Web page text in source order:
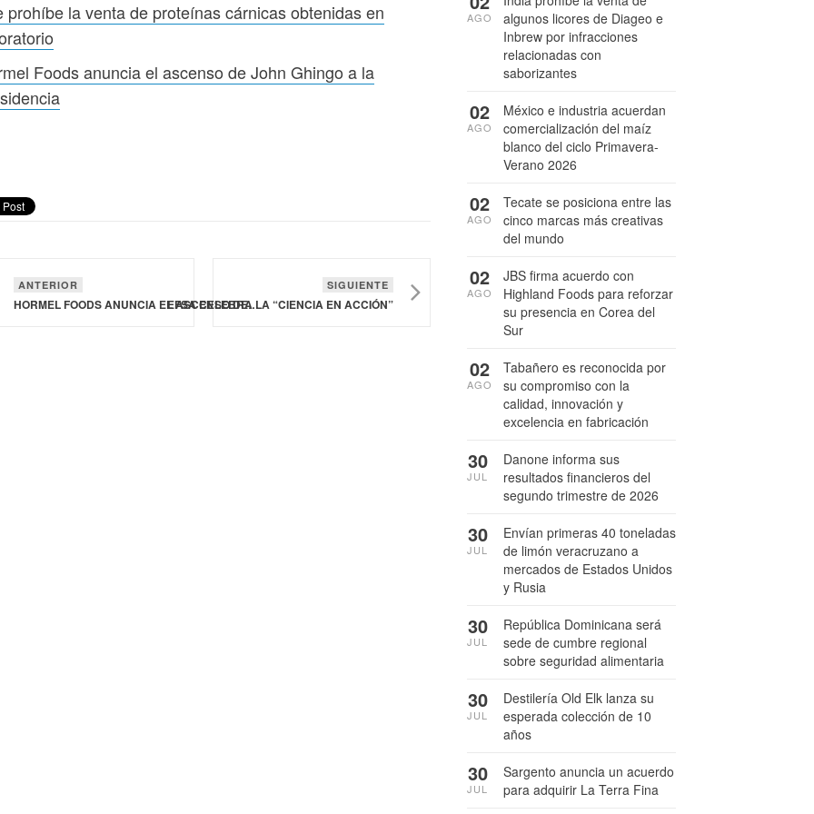
prohíbe la venta de proteínas cárnicas obtenidas en
Foods anuncia el ascenso de John Ghingo a la
ANTERIOR
HORMEL FOODS ANUNCIA EL ASCENSO DE JOHN GHINGO A LA PRESIDENCIA
SIGUIENTE
EFSA CELEBRA LA “CIENCIA EN ACCIÓN”
algunos licores de Diageo e
Inbrew por infracciones
relacionadas con
saborizantes
AGO
México e industria acuerdan
comercialización del maíz
blanco del ciclo Primavera-
Verano 2026
02
AGO
Tecate se posiciona entre las
cinco marcas más creativas
del mundo
02
AGO
JBS firma acuerdo con
Highland Foods para reforzar
su presencia en Corea del
Sur
02
AGO
Tabañero es reconocida por
su compromiso con la
calidad, innovación y
excelencia en fabricación
02
AGO
Danone informa sus
resultados financieros del
segundo trimestre de 2026
30
JUL
Envían primeras 40 toneladas
de limón veracruzano a
mercados de Estados Unidos
y Rusia
30
JUL
República Dominicana será
sede de cumbre regional
sobre seguridad alimentaria
30
JUL
Destilería Old Elk lanza su
esperada colección de 10
años
30
JUL
Sargento anuncia un acuerdo
para adquirir La Terra Fina
30
JUL